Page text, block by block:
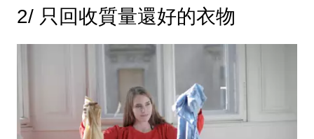
2/ 只回收質量還好的衣物